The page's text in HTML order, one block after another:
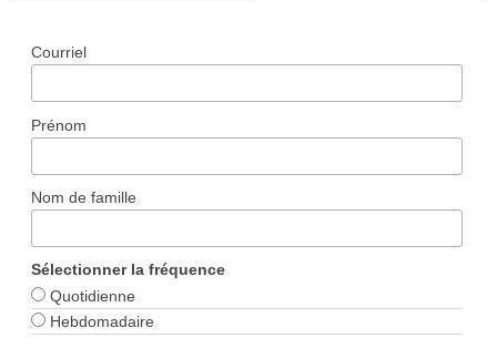
Courriel
Prénom
Nom de famille
Sélectionner la fréquence
Quotidienne
Hebdomadaire